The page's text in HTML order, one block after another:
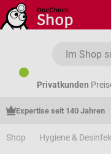
Zum Hauptinhalt springen
Privatkunden
Expertise seit 140 Jahren
Shop Hygiene &